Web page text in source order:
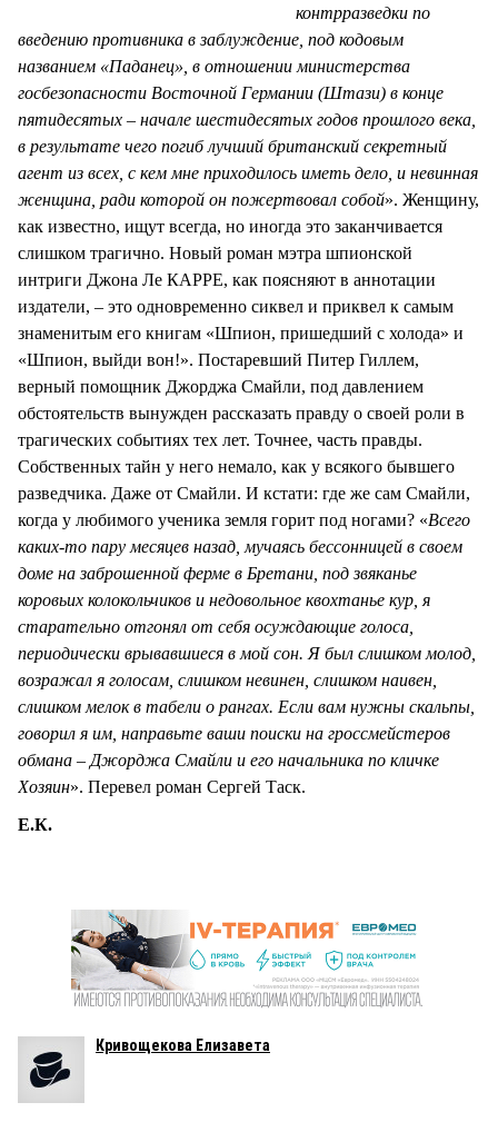
контрразведки по
введению противника в заблуждение, под кодовым
названием «Паданец», в отношении министерства
госбезопасности Восточной Германии (Штази) в конце
пятидесятых – начале шестидесятых годов прошлого века,
в результате чего погиб лучший британский секретный
агент из всех, с кем мне приходилось иметь дело, и невинная
женщина, ради которой он пожертвовал собой». Женщину,
как известно, ищут всегда, но иногда это заканчивается
слишком трагично. Новый роман мэтра шпионской
интриги Джона Ле КАРРЕ, как поясняют в аннотации
издатели, – это одновременно сиквел и приквел к самым
знаменитым его книгам «Шпион, пришедший с холода» и
«Шпион, выйди вон!». Постаревший Питер Гиллем,
верный помощник Джорджа Смайли, под давлением
обстоятельств вынужден рассказать правду о своей роли в
трагических событиях тех лет. Точнее, часть правды.
Собственных тайн у него немало, как у всякого бывшего
разведчика. Даже от Смайли. И кстати: где же сам Смайли,
когда у любимого ученика земля горит под ногами? «Всего
каких-то пару месяцев назад, мучаясь бессонницей в своем
доме на заброшенной ферме в Бретани, под звяканье
коровьих колокольчиков и недовольное квохтанье кур, я
старательно отгонял от себя осуждающие голоса,
периодически врывавшиеся в мой сон. Я был слишком молод,
возражал я голосам, слишком невинен, слишком наивен,
слишком мелок в табели о рангах. Если вам нужны скальпы,
говорил я им, направьте ваши поиски на гроссмейстеров
обмана – Джорджа Смайли и его начальника по кличке
Хозяин». Перевел роман Сергей Таск.
Е.К.
Кривощекова Елизавета